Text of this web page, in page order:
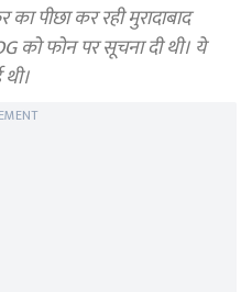
पीछा कर रही मुरादाबाद
को फोन पर सूचना दी थी। ये